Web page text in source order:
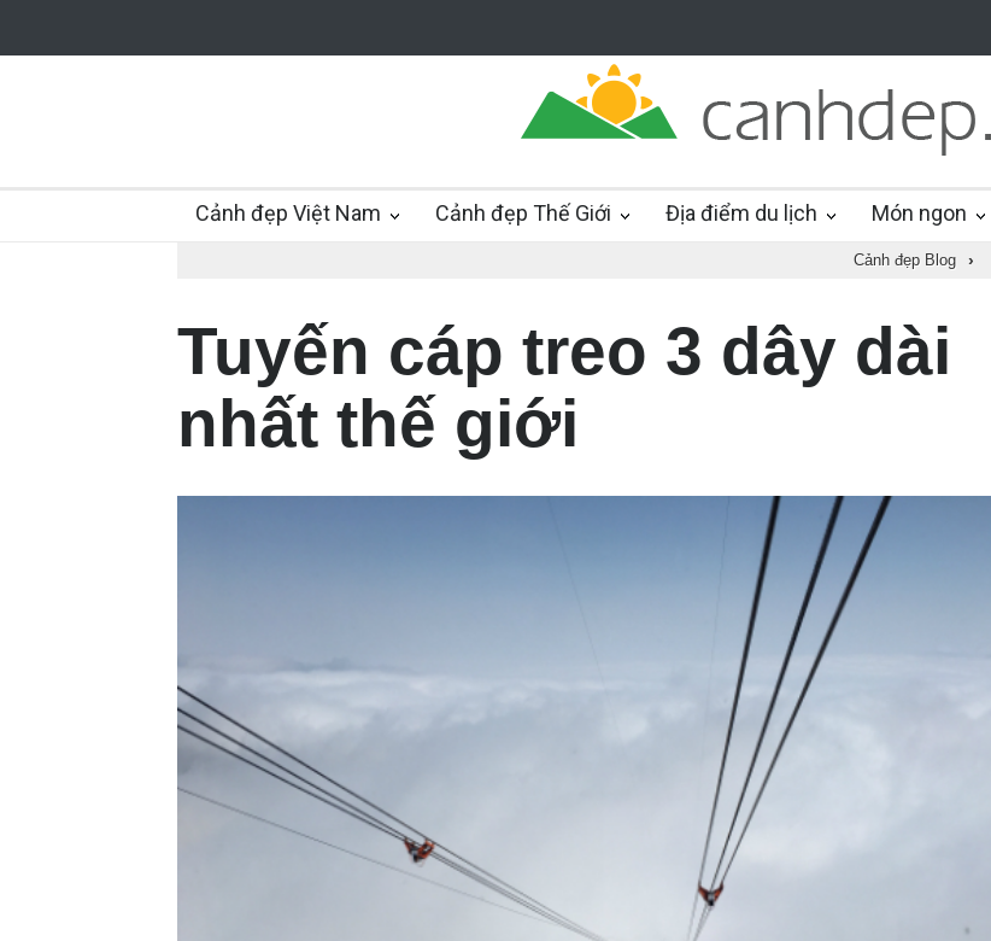
Cảnh đẹp Việt Nam Cảnh đẹp Thế Giới Địa điểm du lịch Món ngon
Cảnh đẹp Blog ›
Tuyến cáp treo 3 dây dài
nhất thế giới